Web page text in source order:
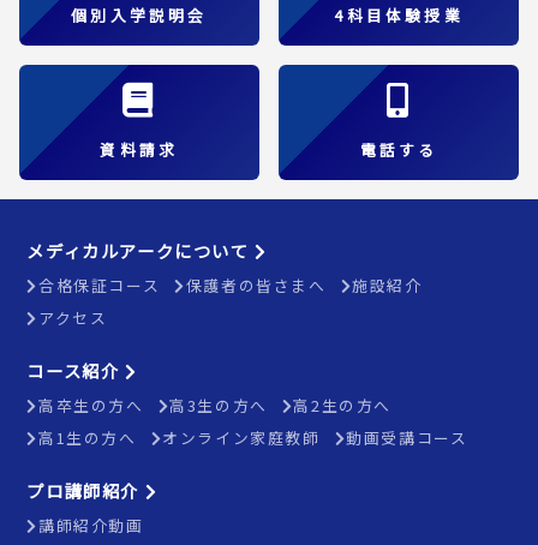
個別入学説明会 4科目体験授業
資料請求 電話する
メディカルアークについて
合格保証コース 保護者の皆さまへ
施設紹介
アクセス
コース紹介
高卒生の方へ 高3生の方へ
高2生の方へ
高1生の方へ
オンライン家庭教師 動画受講コース
プロ講師紹介
講師紹介動画